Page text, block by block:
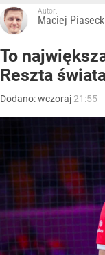
Autor:
Maciej
To
Reszta
Dodano:wczoraj 21:55